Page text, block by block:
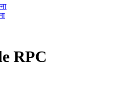
RPC